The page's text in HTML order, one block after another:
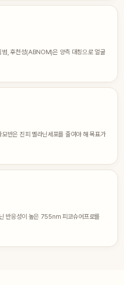
범, 후천성(ABNOM)은 양측 대칭으로 얼굴
반은 진피 멜라닌세포를 줄여야 해 목표가
반응성이 높은 755nm 피코슈어프로를